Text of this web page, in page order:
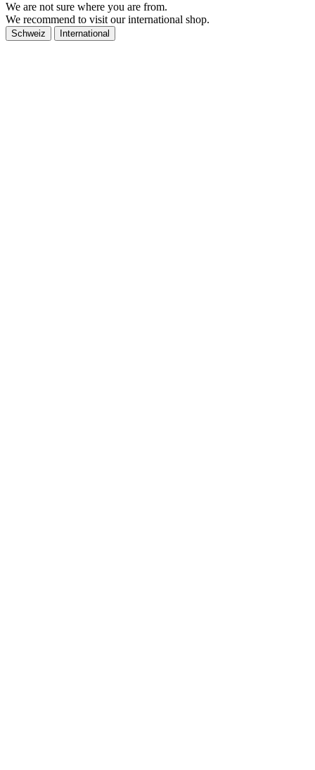
We are not sure where you are from.
We recommend to visit our international shop.
Schweiz International